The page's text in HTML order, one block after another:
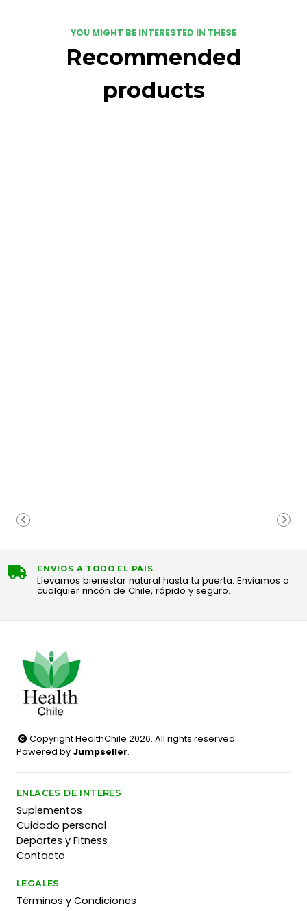
YOU MIGHT BE INTERESTED IN THESE
Recommended
products
ENVIOS A TODO EL PAIS
Llevamos bienestar natural hasta tu puerta. Enviamos a
cualquier rincón de Chile, rápido y seguro.
Copyright HealthChile 2026. All rights reserved.
Powered by Jumpseller.
ENLACES DE INTERES
Suplementos
Cuidado personal
Deportes y Fitness
Contacto
LEGALES
Términos y Condiciones